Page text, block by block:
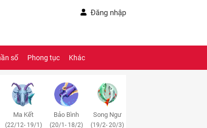
Đăng nhập
số Phong tục Khác
Ma Kết
(22/12- 19/1)
Bảo Bình
(20/1- 18/2)
Song Ngư
(19/2- 20/3)